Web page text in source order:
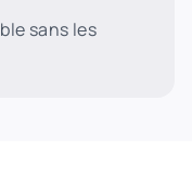
sans les